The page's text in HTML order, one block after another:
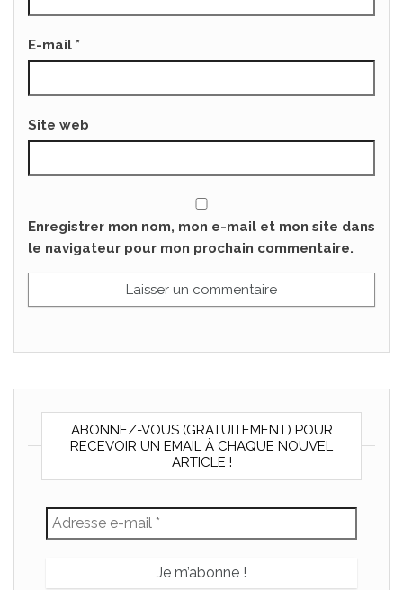
E-mail *
Site web
Enregistrer mon nom, mon e-mail et mon site dans
le navigateur pour mon prochain commentaire.
ABONNEZ-VOUS (GRATUITEMENT) POUR
RECEVOIR UN EMAIL À CHAQUE NOUVEL
ARTICLE !